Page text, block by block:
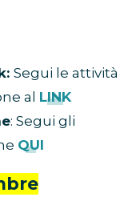
Segui le attività
al LINK
: Segui gli
QUI